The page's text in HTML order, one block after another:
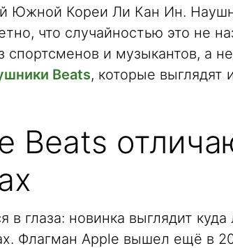
Южной Кореи Ли Кан Ин.
что случайностью это не
спортсменов и музыкантов, а
Beats, которые выглядят
Beats
в глаза: новинка выглядит
Флагман Apple вышел ещё в